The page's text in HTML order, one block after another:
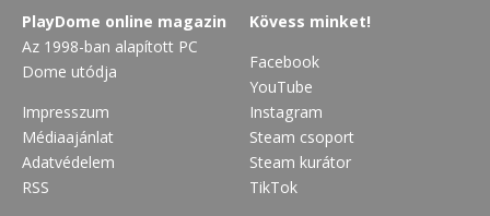
PlayDome online magazin
Az 1998-ban alapított PC
Dome utódja
Impresszum
Médiaajánlat
Adatvédelem
RSS
Kövess minket!
Facebook
YouTube
Instagram
Steam csoport
Steam kurátor
TikTok